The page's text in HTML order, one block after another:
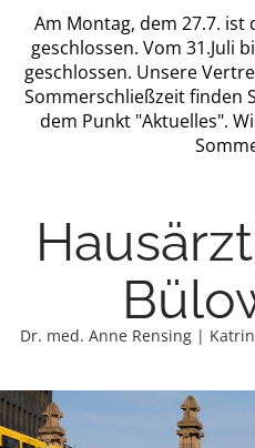
Am Montag, dem 27.7.
geschlossen. Vom 31.Juli
geschlossen. Unsere
Sommerschließzeit finden
dem Punkt "Aktuelles".
Dr. med. Anne Rensing |